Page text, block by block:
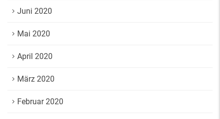
Juni 2020
Mai 2020
April 2020
März 2020
Februar 2020